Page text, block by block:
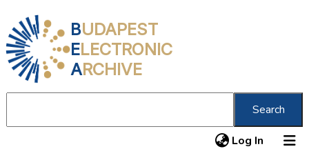
BUDAPEST
ELECTRONIC
ARCHIVE
Search
Log In (current)